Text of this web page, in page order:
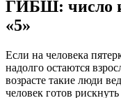
ГИБШ: число
«5»
Если на человека
надолго остаются
возрасте такие люди
человек готов